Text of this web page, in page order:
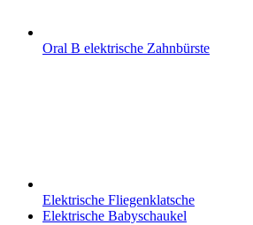
Oral B elektrische Zahnbürste
Elektrische Fliegenklatsche
Elektrische Babyschaukel